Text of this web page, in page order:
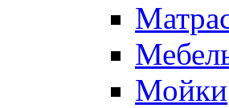
Мойки